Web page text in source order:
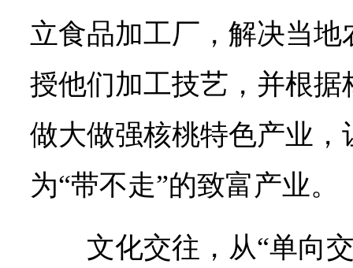
立食品加工厂，解决当
授他们加工技艺，并根
做大做强核桃特色产业
为“带不走”的致富产业。
文化交往，从“单向